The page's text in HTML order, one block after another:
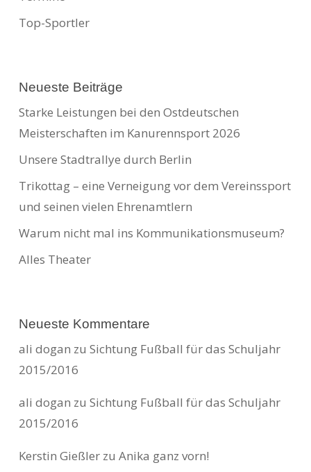
Top-Sportler
Neueste Beiträge
Starke Leistungen bei den Ostdeutschen
Meisterschaften im Kanurennsport 2026
Unsere Stadtrallye durch Berlin
Trikottag – eine Verneigung vor dem Vereinssport
und seinen vielen Ehrenamtlern
Warum nicht mal ins Kommunikationsmuseum?
Alles Theater
Neueste Kommentare
ali dogan zu Sichtung Fußball für das Schuljahr
2015/2016
ali dogan zu Sichtung Fußball für das Schuljahr
2015/2016
Kerstin Gießlerzu Anika ganz vorn!